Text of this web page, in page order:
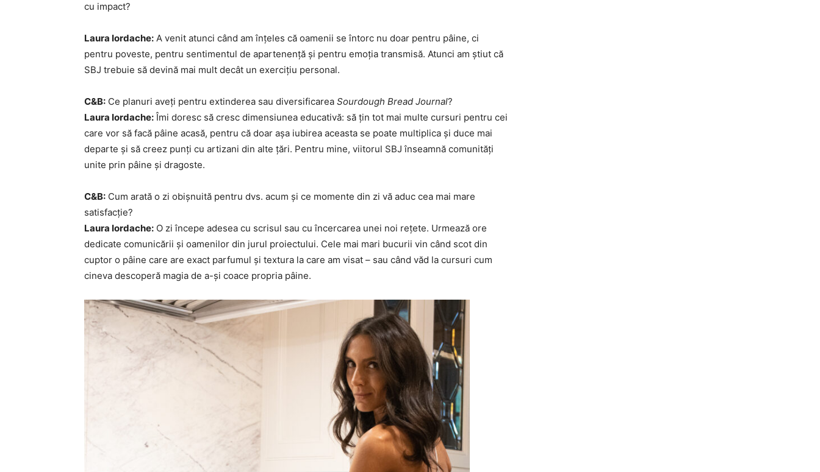
cu impact?
Laura Iordache: A venit atunci când am înțeles că oamenii se întorc nu doar pentru pâine, ci
pentru poveste, pentru sentimentul de apartenență și pentru emoția transmisă. Atunci am știut că
SBJ trebuie să devină mai mult decât un exercițiu personal.
C&B: Ce planuri aveți pentru extinderea sau diversificarea Sourdough Bread Journal?
Laura Iordache: Îmi doresc să cresc dimensiunea educativă: să țin tot mai multe cursuri pentru cei
care vor să facă pâine acasă, pentru că doar așa iubirea aceasta se poate multiplica și duce mai
departe și să creez punți cu artizani din alte țări. Pentru mine, viitorul SBJ înseamnă comunități
unite prin pâine și dragoste.
C&B: Cum arată o zi obișnuită pentru dvs. acum și ce momente din zi vă aduc cea mai mare
satisfacție?
Laura Iordache: O zi începe adesea cu scrisul sau cu încercarea unei noi rețete. Urmează ore
dedicate comunicării și oamenilor din jurul proiectului. Cele mai mari bucurii vin când scot din
cuptor o pâine care are exact parfumul și textura la care am visat – sau când văd la cursuri cum
cineva descoperă magia de a-și coace propria pâine.